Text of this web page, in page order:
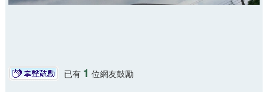
已有 1 位網友鼓勵